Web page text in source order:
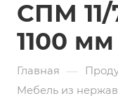
СПМ
1100 мм
Главная —
Мебель из